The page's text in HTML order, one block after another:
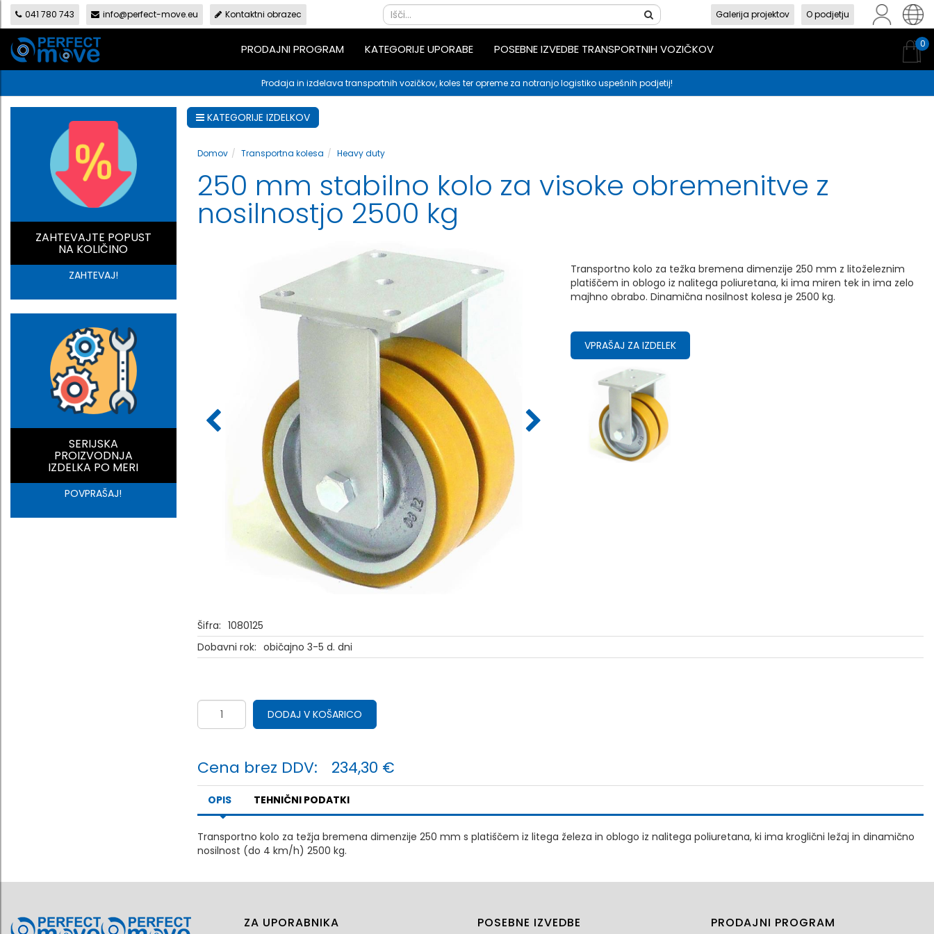
en
041 780 743 info@perfect-move.eu Kontaktni obrazec Galerija projektov O podjetju
PRODAJNI PROGRAM KATEGORIJE UPORABE POSEBNE IZVEDBE TRANSPORTNIH VOZIČKOV 0
Prodaja in izdelava transportnih vozičkov, koles ter opreme za notranjo logistiko uspešnih podjetij!
ZAHTEVAJTE POPUST
NA KOLIČINO
ZAHTEVAJ!
SERIJSKA
PROIZVODNJA
IZDELKA PO MERI
POVPRAŠAJ!
KATEGORIJE IZDELKOV
Domov Transportna kolesa Heavy duty
250 mm stabilno kolo za visoke obremenitve z
nosilnostjo 2500 kg
Transportno kolo za težka bremena dimenzije 250 mm z litoželeznim
platiščem in oblogo iz nalitega poliuretana, ki ima miren tek in ima zelo
majhno obrabo. Dinamična nosilnost kolesa je 2500 kg.
VPRAŠAJ ZA IZDELEK
Šifra: 1080125
Dobavni rok: običajno 3-5 d. dni
DODAJ V KOŠARICO
Cena brez DDV: 234,30 €
OPIS TEHNIČNI PODATKI
Transportno kolo za težja bremena dimenzije 250 mm s platiščem iz litega železa in oblogo iz nalitega poliuretana, ki ima kroglični ležaj in dinamično
nosilnost (do 4 km/h) 2500 kg.
ZA UPORABNIKA POSEBNE IZVEDBE PRODAJNI PROGRAM